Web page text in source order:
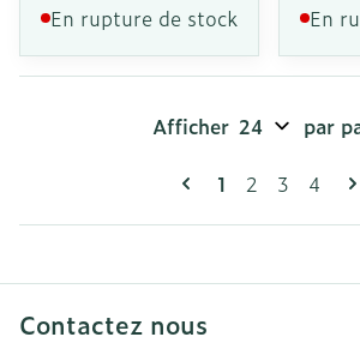
En rupture de stock En
Pages
Vous lisez
1 Page
2 Page
3 Page
4
Afficher par
Contactez nous